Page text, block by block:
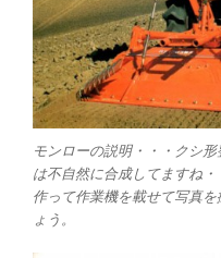
モンローの説明・・・クシ
は不自然に合成してますね
作って作業機を載せて写真
ょう。